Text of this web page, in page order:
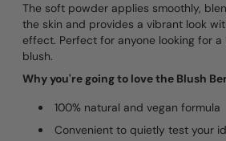
The soft powder applies smoothly,
the skin and provides a vibrant look
effect. Perfect for anyone looking for a
blush.
Why you're going to love the Blush
100% natural and vegan formula
Convenient to quietly test your